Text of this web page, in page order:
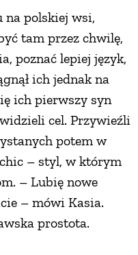
na polskiej wsi,
tam przez chwilę,
poznać lepiej język,
ich jednak na
ich pierwszy syn
cel. Przywieźli
potem w
– styl, w którym
– Lubię nowe
– mówi Kasia.
prostota.